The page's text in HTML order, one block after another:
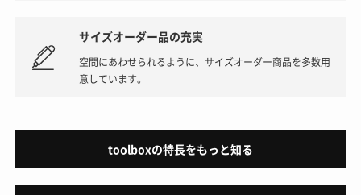
サイズオーダー品の充実
空間にあわせられるように、サイズオーダー商品を多数用
意しています。
toolboxの特長をもっと知る